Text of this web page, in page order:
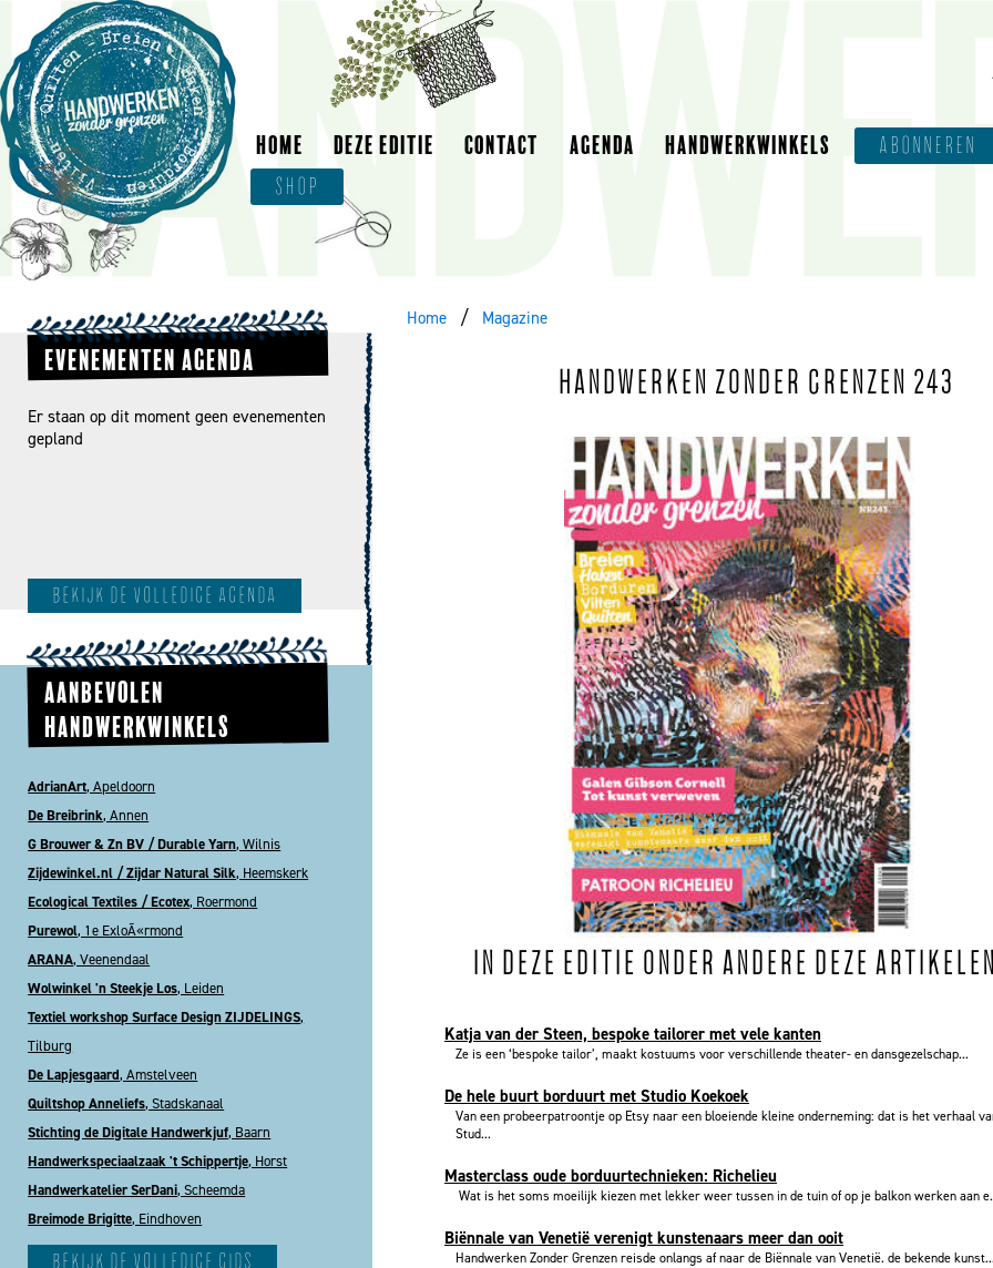
HOME DEZE EDITIE CONTACT AGENDA HANDWERKWINKELS
ABONNEREN
SHOP
EVENEMENTEN AGENDA
Er staan op dit moment geen evenementen
gepland
bekijk de volledige agenda
AANBEVOLEN
HANDWERKWINKELS
AdrianArt, Apeldoorn
De Breibrink, Annen
G Brouwer & Zn BV / Durable Yarn, Wilnis
Zijdewinkel.nl / Zijdar Natural Silk, Heemskerk
Ecological Textiles / Ecotex, Roermond
Purewol, 1e ExloÃ«rmond
ARANA, Veenendaal
Wolwinkel 'n Steekje Los, Leiden
Textiel workshop Surface Design ZIJDELINGS,
Tilburg
De Lapjesgaard, Amstelveen
Quiltshop Anneliefs, Stadskanaal
Stichting de Digitale Handwerkjuf, Baarn
Handwerkspeciaalzaak 't Schippertje, Horst
Handwerkatelier SerDani, Scheemda
Breimode Brigitte, Eindhoven
bekijk de volledige gids
Home Magazine
HANDWERKEN ZONDER GRENZEN 243
IN DEZE EDITIE ONDER ANDERE DEZE
Katja van der Steen, bespoke tailorer met vele kanten
Ze is een ‘bespoke tailor’, maakt kostuums voor verschillende theater- en dansgezelschap...
De hele buurt borduurt met Studio Koekoek
Van een probeerpatroontje op Etsy naar een bloeiende kleine onderneming: dat is het verhaal
Stud...
Masterclass oude borduurtechnieken: Richelieu
Wat is het soms moeilijk kiezen met lekker weer tussen in de tuin of op je balkon werken aan
Biënnale van Venetië verenigt kunstenaars meer dan ooit
Handwerken Zonder Grenzen reisde onlangs af naar de Biënnale van Venetië. de bekende